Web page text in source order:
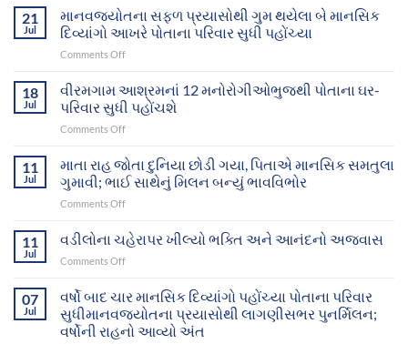
21
Jul
માનવજ્યોતના સફળ પ્રયાસોથી ગુમ થયેલા બે માનસિક
દિવ્યાંગો આખરે પોતાના પરિવાર સુધી પહોંચ્યા
Comments Offon
સફળ
પ્રયાસોથી
ગુમ
થયેલા
માનસિક
દિવ્યાંગો
સુધી
18
Jul
વીરમગામ આશ્રમનાં 12 મનોરોગીઓભુજથી પોતાના ઘર-
પરિવાર સુધી પહોંચશે
Comments Offon
આશ્રમનાં
12
મનોરોગીઓભુજથી
પોતાના
પરિવાર
સુધી
11
Jul
માતા રાહ જોતા દુનિયા છોડી ગયા, પિતાએ માનસિક સમતુલા
ગુમાવી; ભાઈ સાથેનું મિલન બન્યું ભાવવિભોર
Comments Offon
રાહ
જોતા
દુનિયા
ગયા,
પિતાએ
માનસિક
11
Jul
વડીલોના ચહેરાપર ખીલ્યો ભક્તિ અને આનંદનો અજવાસ
Comments Offon
ચહેરાપર
ખીલ્યો
ભક્તિ
અને
07
Jul
વર્ષો બાદ ચાર માનસિક દિવ્યાંગો પહોંચ્યા પોતાના પરિવાર
સુધીમાનવજ્યોતના પ્રયાસોથી લાગણીસભર પુનર્મિલન;
વર્ષોની રાહનો આવ્યો અંત